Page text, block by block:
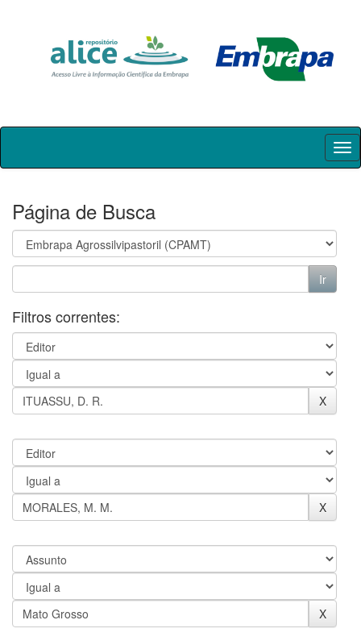
Skip
Página de Busca
Filtros correntes: